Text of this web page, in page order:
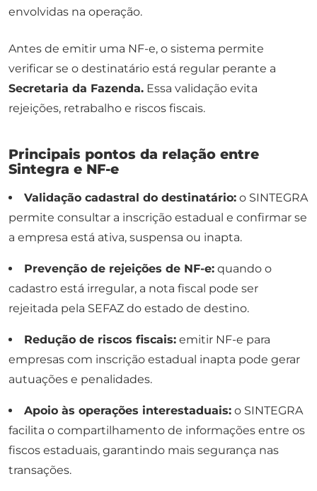
envolvidas na operação.
Antes de emitir uma NF-e, o sistema permite
verificar se o destinatário está regular perante a
Secretaria da Fazenda. Essa validação evita
rejeições, retrabalho e riscos fiscais.
Principais pontos da relação entre
Sintegra e NF-e
Validação cadastral do destinatário: o SINTEGRA
permite consultar a inscrição estadual e confirmar se
a empresa está ativa, suspensa ou inapta.
Prevenção de rejeições de NF-e: quando o
cadastro está irregular, a nota fiscal pode ser
rejeitada pela SEFAZ do estado de destino.
Redução de riscos fiscais: emitir NF-e para
empresas com inscrição estadual inapta pode gerar
autuações e penalidades.
Apoio às operações interestaduais: o SINTEGRA
facilita o compartilhamento de informações entre os
fiscos estaduais, garantindo mais segurança nas
transações.